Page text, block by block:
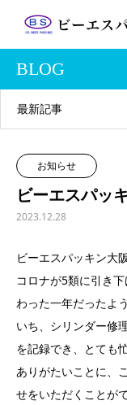
BLOG
最新記事
お知らせ
ビーエスパッ
2023.12.28
ビーエスパッキン
コロナが5類に引き
わった一年だったよ
いち、シリンダー修
を記録でき、とても
ありがたいことに、
せをいただくことが